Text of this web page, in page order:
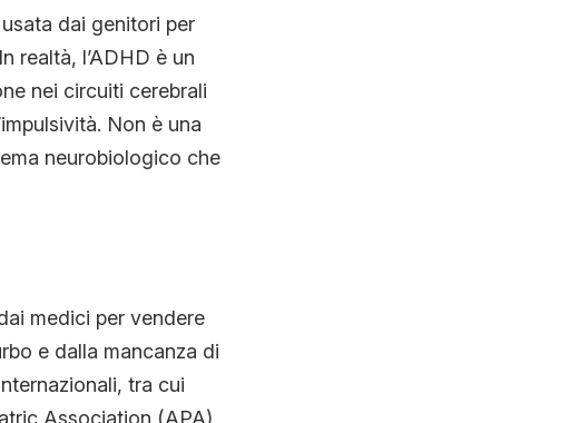
dai genitori per
realtà, l’ADHD è un
nei circuiti cerebrali
Non è una
neurobiologico che
medici per vendere
e dalla mancanza di
tra cui